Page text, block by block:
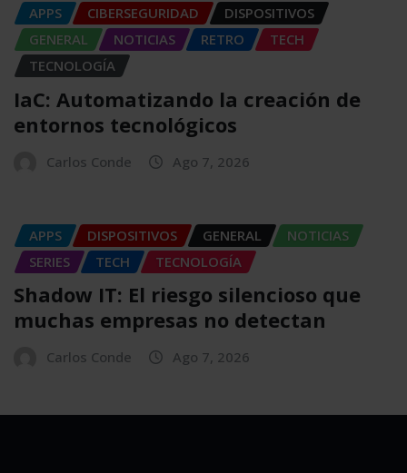
APPS CIBERSEGURIDAD
DISPOSITIVOS
GENERAL
NOTICIAS RETRO
TECH
TECNOLOGÍA
IaC: Automatizando la creación de
entornos tecnológicos
Carlos Conde Ago 7, 2026
APPS DISPOSITIVOS GENERAL
NOTICIAS
SERIES
TECH TECNOLOGÍA
Shadow IT: El riesgo silencioso que
muchas empresas no detectan
Carlos Conde Ago 7, 2026